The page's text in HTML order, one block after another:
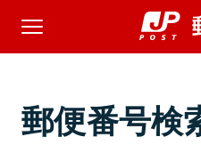
郵便番号検